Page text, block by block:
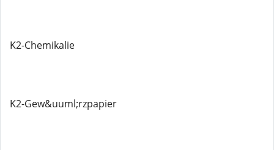
K2-Chemikalie
K2-Gew&uuml;rzpapier